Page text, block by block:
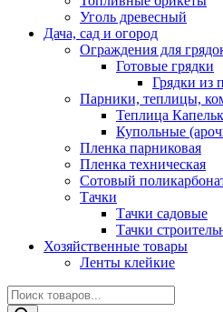
Уголь древесный
Дача, сад и огород
Ограждения для
Готовые грядки
Грядки из
Парники, теплицы,
Теплица
Купольные
Пленка парниковая
Пленка техническая
Сотовый
Тачки
Тачки садовые
Тачки
Хозяйственные товары
Ленты клейкие
Поиск
товаров